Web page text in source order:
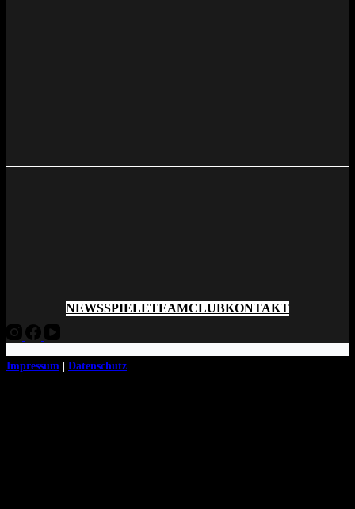
NEWSSPIELETEAMCLUBKONTAKT
© 2026 IC Graz
Impressum | Datenschutz